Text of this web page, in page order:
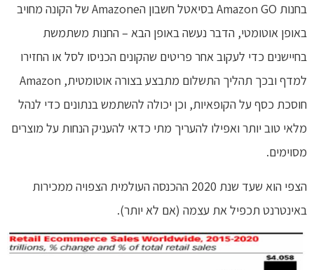
בחנות Amazon GO בסיאטל חשבון הAmazone של הקונה מחויב
באופן אוטומטי, הדבר נעשה באופן הבא – החנות משתמשת
בחיישנים כדי לעקוב אחר פריטים שהקונים הכניסו לסל או החזירו
למדף ובכך תהליך התשלום מתבצע בצורה אוטומטית, Amazon
חוסכת כסף על הקופאיות, וכן יכולה להשתמש בנתונים כדי לנהל
מלאי טוב יותר ואפילו להעריך מתי כדאי להעניק הנחות על מוצרים
מסוימים.
הצפי הוא שעד שנת 2020 ההכנסה העולמית הצפויה ממכירות
באינטרנט תכפיל את עצמה (אם לא יותר).